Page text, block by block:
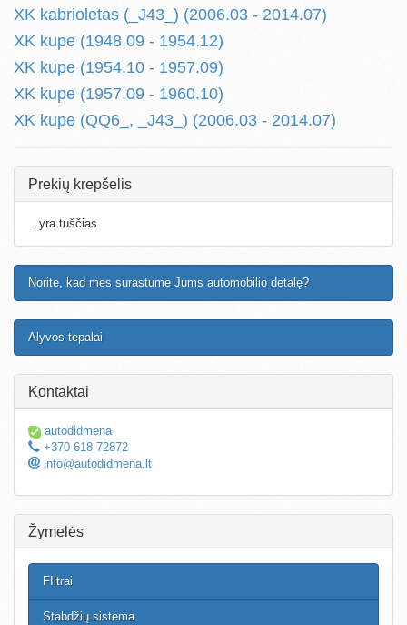
XK kabrioletas (_J43_) (2006.03 - 2014.07)
XK kupe (1948.09 - 1954.12)
XK kupe (1954.10 - 1957.09)
XK kupe (1957.09 - 1960.10)
XK kupe (QQ6_, _J43_) (2006.03 - 2014.07)
Prekių krepšelis
...yra tuščias
Norite, kad mes surastume Jums automobilio detalę?
Alyvos tepalai
Kontaktai
autodidmena
+370 618 72872
info@autodidmena.lt
Žymelės
FIltrai
Stabdžių sistema